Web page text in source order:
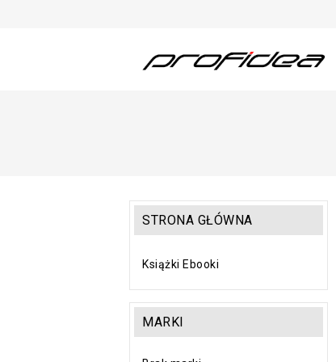
STRONA GŁÓWNA
Książki Ebooki
MARKI